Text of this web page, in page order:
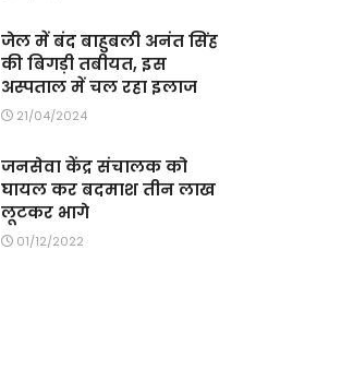
जेल में बंद बाहुबली अनंत सिंह
की बिगड़ी तबीयत, इस
अस्पताल में चल रहा इलाज
21/04/2024
जनसेवा केंद्र संचालक को
घायल कर बदमाश तीन लाख
लूटकर भागे
01/12/2022